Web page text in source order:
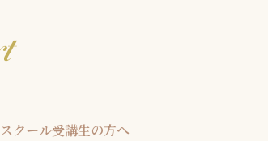
スクール受講生の方へ